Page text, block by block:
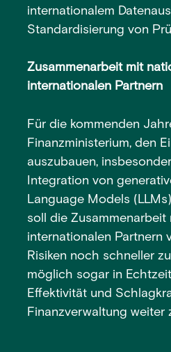
internationalem
Standardisierung von
Zusammenarbeit mit
internationalen Partnern
Für die kommenden
Finanzministerium, den
auszubauen,
Integration von
Language Models
soll die Zusammenarbeit
internationalen Partnern
Risiken noch schneller
möglich sogar in
Effektivität und
Finanzverwaltung weiter